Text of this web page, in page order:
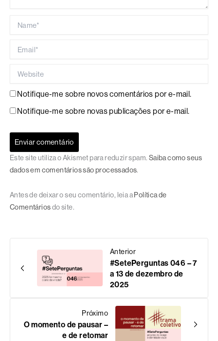
Notifique-me sobre novos comentários por e-mail.
Notifique-me sobre novas publicações por e-mail.
Este site utiliza o Akismet para reduzir spam. Saiba como seus
dados em comentários são processados.
Antes de deixar o seu comentário, leia a Política de
Comentáriosdo site.
Anterior
#SetePerguntas 046 – 7
a 13 de dezembro de
2025
Próximo
O momento de pausar –
e de retomar